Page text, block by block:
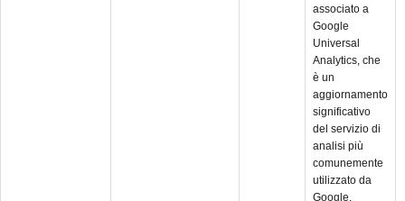
associato a
Google
Universal
Analytics, che
è un
aggiornamento
significativo
del servizio di
analisi più
comunemente
utilizzato da
Google.